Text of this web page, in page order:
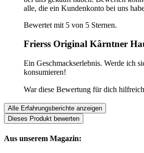
alle, die ein Kundenkonto bei uns
Bewertet mit 5 von 5 Sternen.
Frierss Original Kârntner
Ein Geschmackserlebnis. Werde ich
konsumieren!
War diese Bewertung für dich
Alle Erfahrungsberichte anzeigen
Dieses Produkt bewerten
Aus unserem Magazin: